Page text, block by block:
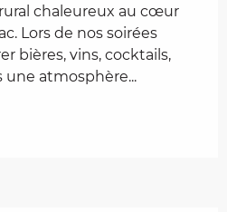
chaleureux au cœur
Lors de nos soirées
bières, vins, cocktails,
une atmosphère...